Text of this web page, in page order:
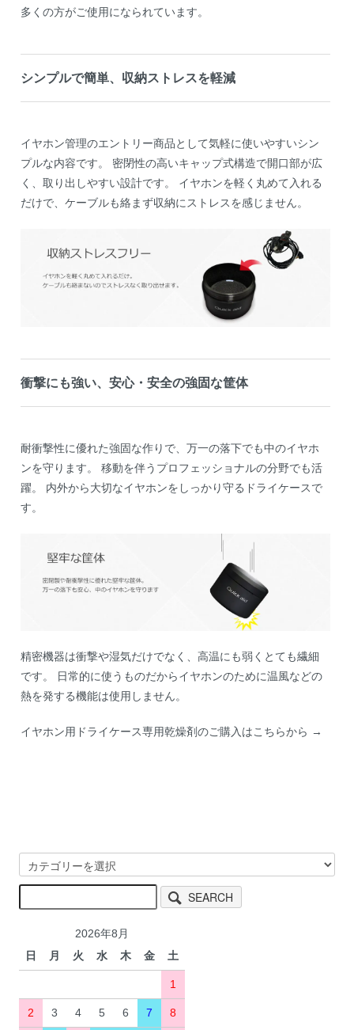
多くの方がご使用になられています。
シンプルで簡単、収納ストレスを軽減
イヤホン管理のエントリー商品として気軽に使いやすいシン
プルな内容です。 密閉性の高いキャップ式構造で開口部が広
く、取り出しやすい設計です。 イヤホンを軽く丸めて入れる
だけで、ケーブルも絡まず収納にストレスを感じません。
衝撃にも強い、安心・安全の強固な筐体
耐衝撃性に優れた強固な作りで、万一の落下でも中のイヤホ
ンを守ります。 移動を伴うプロフェッショナルの分野でも活
躍。 内外から大切なイヤホンをしっかり守るドライケースで
す。
精密機器は衝撃や湿気だけでなく、高温にも弱くとても繊細
です。 日常的に使うものだからイヤホンのために温風などの
熱を発する機能は使用しません。
イヤホン用ドライケース専用乾燥剤のご購入はこちらから →
SEARCH
2026年8月
日
月 火 水 木 金 土
1
2 3 4 5 6 7 8